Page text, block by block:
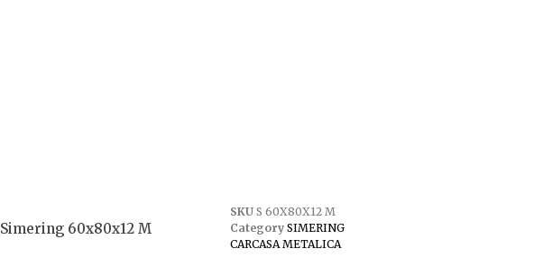
Simering 60x80x12 M
SKU S 60X80X12 M
Category SIMERING
CARCASA METALICA